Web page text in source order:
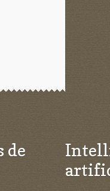
de